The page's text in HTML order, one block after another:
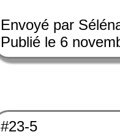
Envoyé par
Publié le 6
#23-5